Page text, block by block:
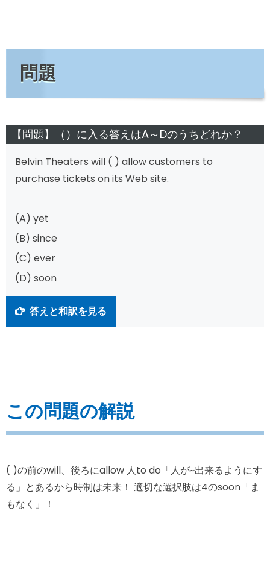
問題
【問題】（）に入る答えはA～Dのうちどれか？
Belvin Theaters will ( ) allow customers to
purchase tickets on its Web site.
(A) yet
(B) since
(C) ever
(D) soon
答えと和訳を見る
この問題の解説
( )の前のwill、後ろにallow 人to do「人が~出来るようにす
る」とあるから時制は未来！ 適切な選択肢は4のsoon「ま
もなく」！